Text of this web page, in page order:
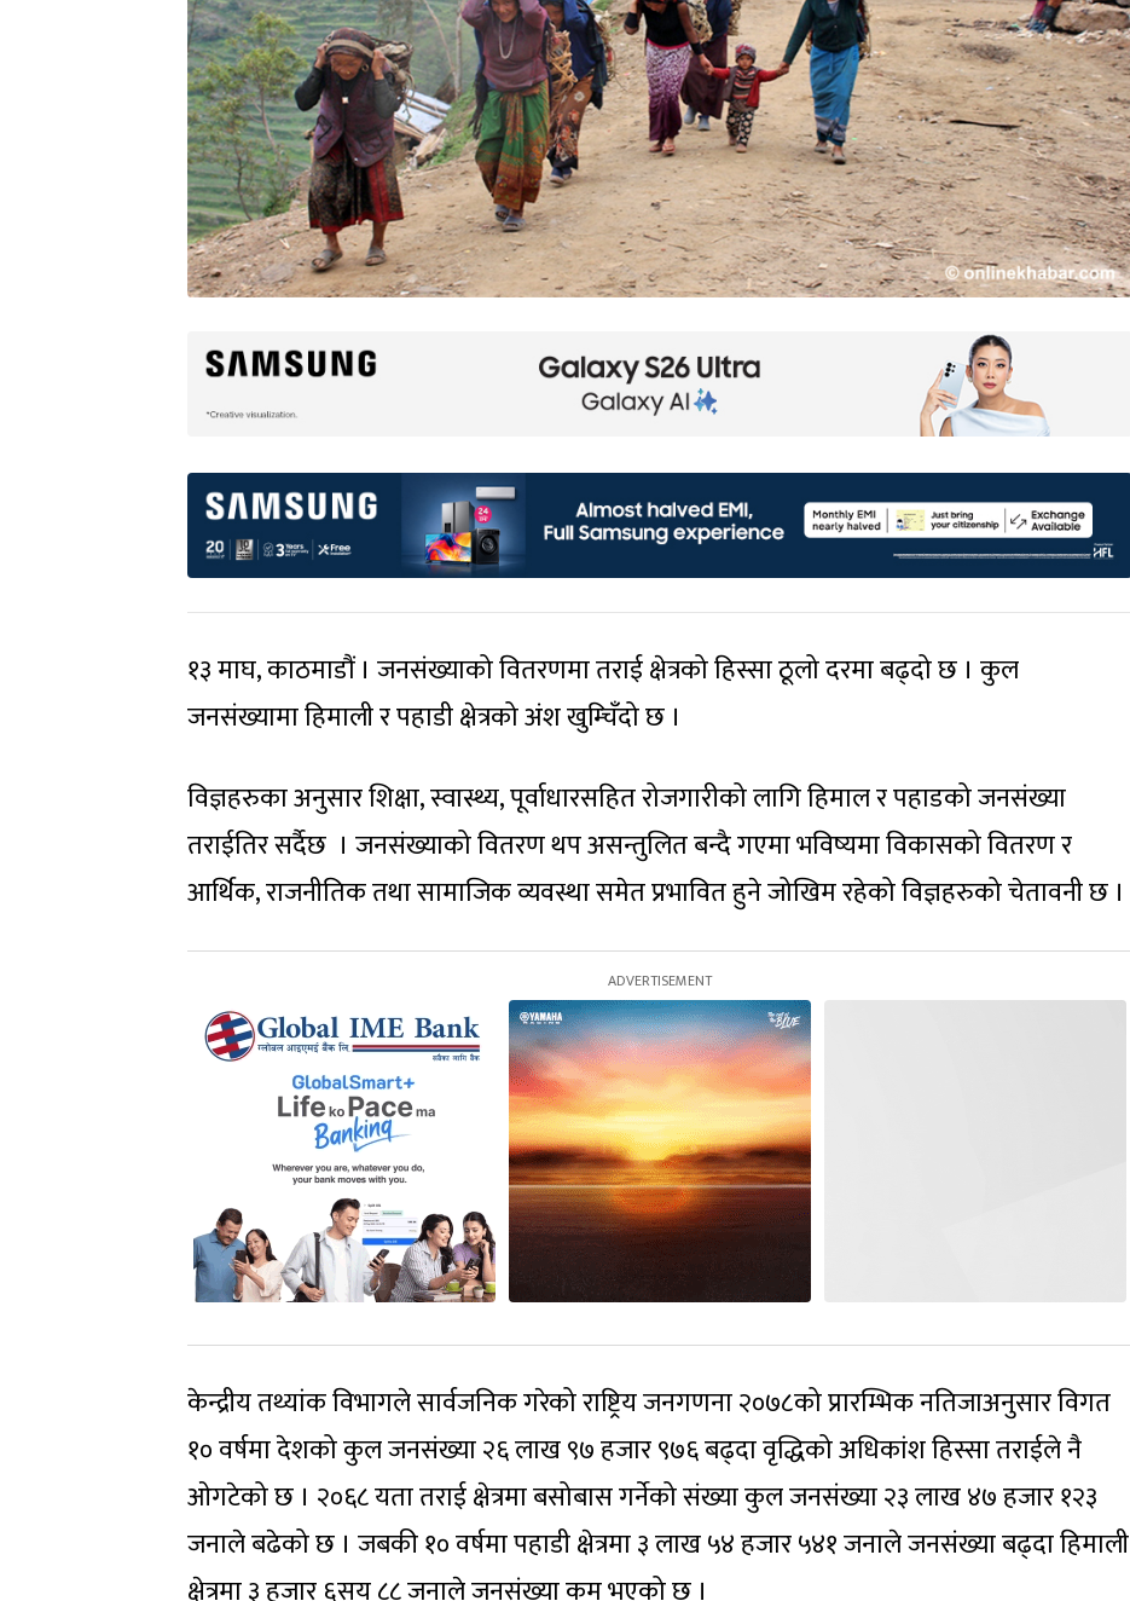
१३ माघ, काठमाडौं । जनसंख्याको वितरणमा तराई क्षेत्रको हिस्सा ठूलो दरमा बढ्दो छ । कुल
जनसंख्यामा हिमाली र पहाडी क्षेत्रको अंश खुम्चिँदो छ ।
विज्ञहरुका अनुसार शिक्षा, स्वास्थ्य, पूर्वाधारसहित रोजगारीको लागि हिमाल र पहाडको जनसंख्या
तराईतिर सर्दैछ । जनसंख्याको वितरण थप असन्तुलित बन्दै गएमा भविष्यमा विकासको वितरण र
आर्थिक, राजनीतिक तथा सामाजिक व्यवस्था समेत प्रभावित हुने जोखिम रहेको विज्ञहरुको चेतावनी छ ।
केन्द्रीय तथ्यांक विभागले सार्वजनिक गरेको राष्ट्रिय जनगणना २०७८को प्रारम्भिक नतिजाअनुसार विगत
१० वर्षमा देशको कुल जनसंख्या २६ लाख ९७ हजार ९७६ बढ्दा वृद्धिको अधिकांश हिस्सा तराईले नै
ओगटेको छ । २०६८ यता तराई क्षेत्रमा बसोबास गर्नेको संख्या कुल जनसंख्या २३ लाख ४७ हजार १२३
जनाले बढेको छ । जबकी १० वर्षमा पहाडी क्षेत्रमा ३ लाख ५४ हजार ५४१ जनाले जनसंख्या बढ्दा हिमाली
क्षेत्रमा ३ हजार ६सय ८८ जनाले जनसंख्या कम भएको छ ।